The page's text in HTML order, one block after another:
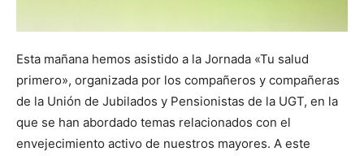
Esta mañana hemos asistido a la Jornada «Tu salud
primero», organizada por los compañeros y compañeras
de la Unión de Jubilados y Pensionistas de la UGT, en la
que se han abordado temas relacionados con el
envejecimiento activo de nuestros mayores. A este